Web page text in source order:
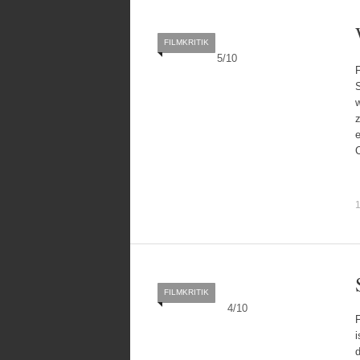
5/10
FILMKRITIK
4/10
FILMKRITIK